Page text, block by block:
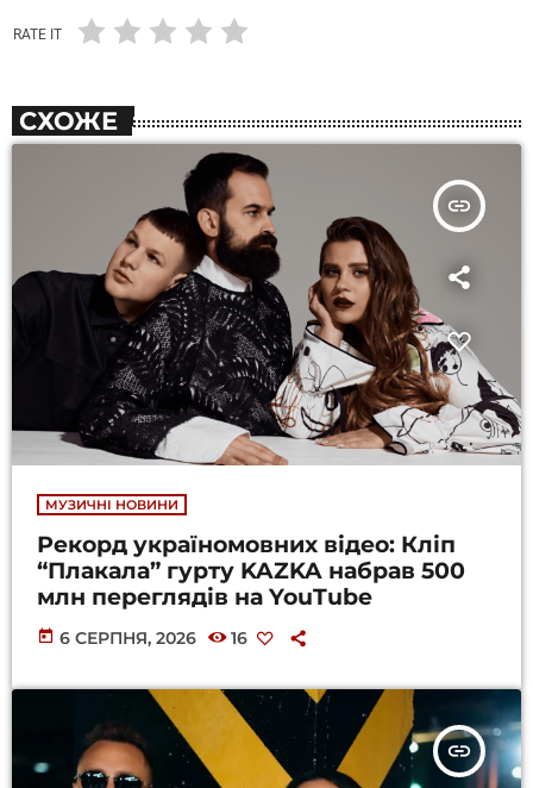
RATE IT
СХОЖЕ
insert_link
МУЗИЧНІ НОВИНИ
Рекорд україномовних відео: Кліп
“Плакала” гурту KAZKA набрав 500
млн переглядів на YouTube
today 6 СЕРПНЯ, 2026 16
insert_link